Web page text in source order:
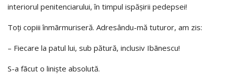
interiorul penitenciarului, în timpul ispăşirii pedepsei!
Toţi copiii înmãrmuriseră. Adresându-mă tuturor, am zis:
– Fiecare la patul lui, sub pătură, inclusiv Ibãnescu!
S-a fãcut o linişte absolută.